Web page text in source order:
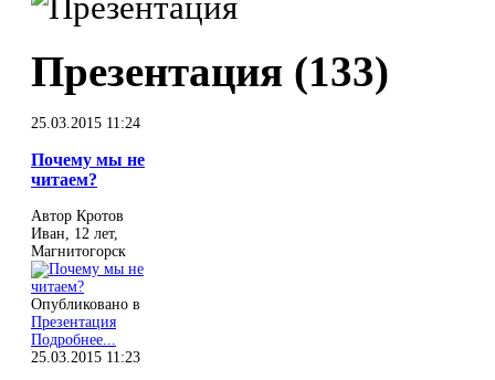
Презентация (133)
25.03.2015 11:24
Почему мы не
читаем?
Автор Кротов
Иван, 12 лет,
Магнитогорск
Опубликовано в
Презентация
Подробнее...
25.03.2015 11:23